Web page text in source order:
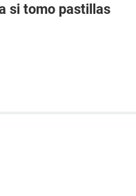
si tomo pastillas